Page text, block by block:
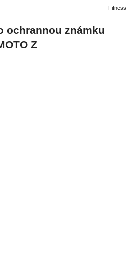
Fitness
ochrannou známku
Z